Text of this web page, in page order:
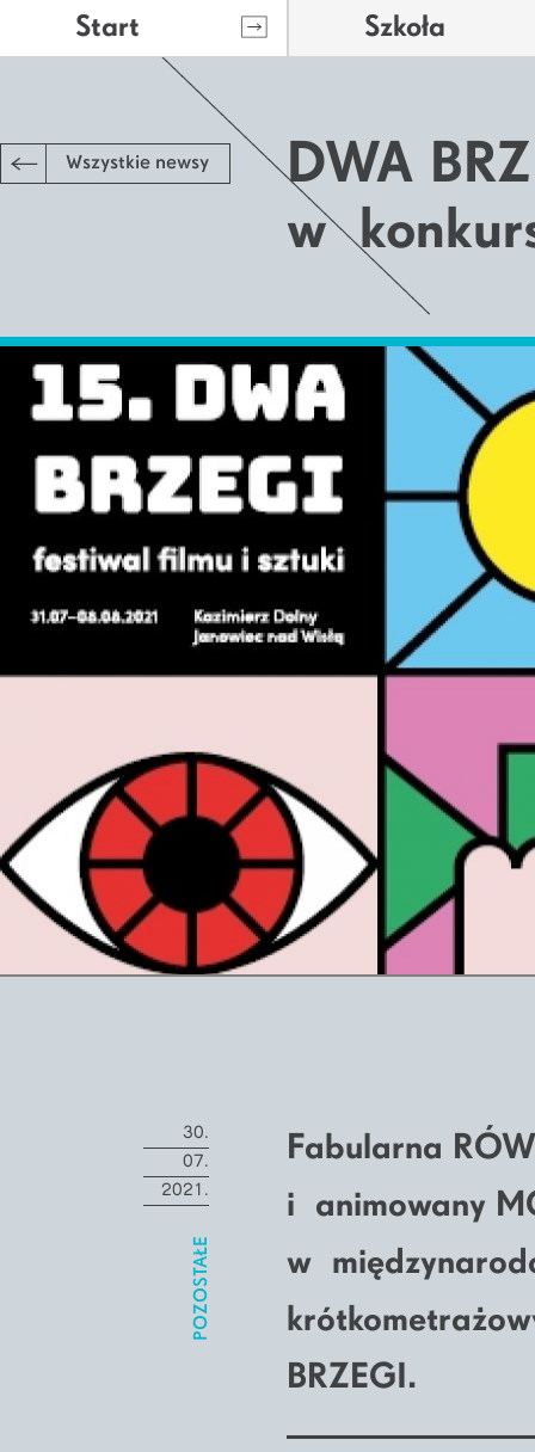
Start Szkoła
DWA
w
Wszystkie newsy
30.
07.
2021.
POZOSTAŁE
Fabularna
i animowany
w
BRZEGI.